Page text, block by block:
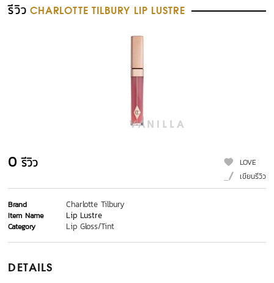
รีวิว CHARLOTTE TILBURY LIP LUSTRE
0 รีวิว
LOVE
เขียนรีวิว
Brand Charlotte Tilbury
Item Name Lip Lustre
Category Lip Gloss/Tint
DETAILS